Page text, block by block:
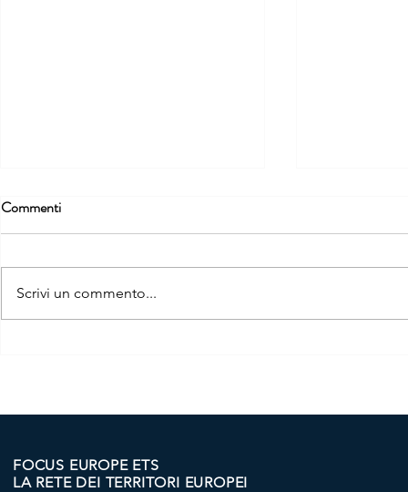
VIAGGIO FORMATIVO A
NEL
Commenti
Scrivi un commento...
FOCUS EUROPE ETS
LA RETE DEI TERRITORI EUROPEI